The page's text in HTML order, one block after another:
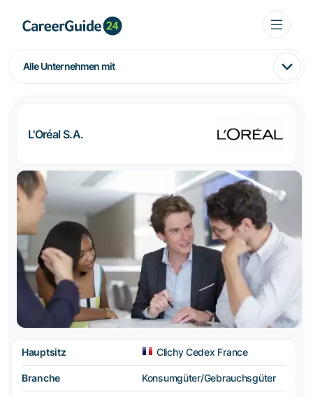
Alle Unternehmen mit
L'Oréal S.A.
Hauptsitz Clichy Cedex France
Branche Konsumgüter/Gebrauchsgüter